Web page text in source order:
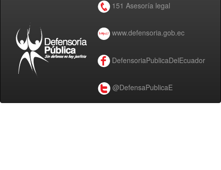
151 Asesoría legal
www.defensoria.gob.ec
DefensoriaPublicaDelEcuador
@DefensaPublicaE